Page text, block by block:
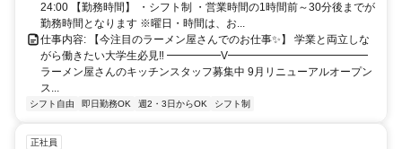
24:00 【勤務時間】 ・シフト制 ・営業時間の1時間前～30分後までが
勤務時間となります ※曜日・時間は、お...
仕事内容: 【今注目のラーメン屋さんでのお仕事✨】 学業と両立しな
がら働きたい大学生必見‼ ━━━━━V━━━━━━━━━━━━━
ラーメン屋さんのキッチンスタッフ募集中 9月リニューアルオープン
ス...
シフト自由 即日勤務OK 週2・3日からOK シフト制
正社員